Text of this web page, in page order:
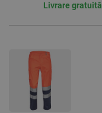
Livrare gratuită